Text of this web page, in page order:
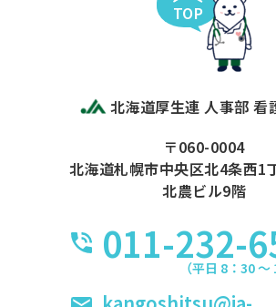
TOP
北海道厚生連 人事部 看
〒060-0004
北海道札幌市中央区北4条西1
北農ビル9階
011-232-
（平日 8：30 〜